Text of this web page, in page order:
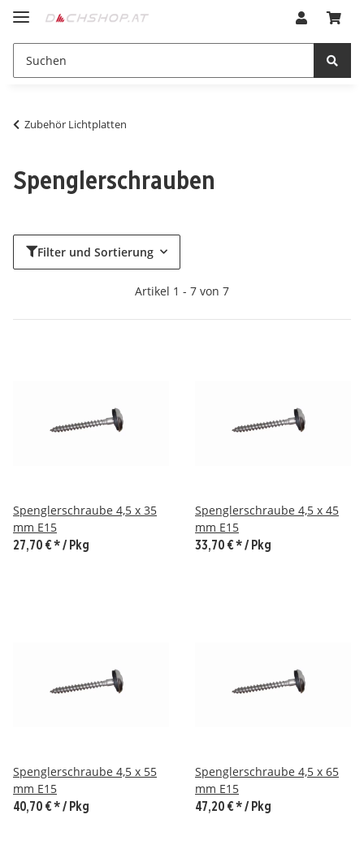
Zubehör Lichtplatten
Spenglerschrauben
Filter und Sortierung
Artikel 1 - 7 von 7
Spenglerschraube 4,5 x 35
mm E15
27,70 €*/ Pkg
Spenglerschraube 4,5 x 45
mm E15
33,70 €*/ Pkg
Spenglerschraube 4,5 x 55
mm E15
40,70 €*/ Pkg
Spenglerschraube 4,5 x 65
mm E15
47,20 €*/ Pkg